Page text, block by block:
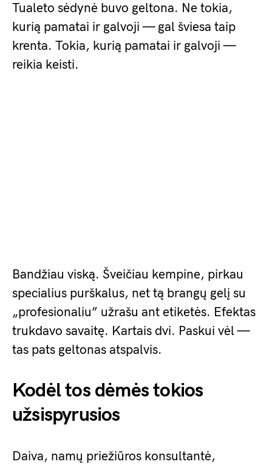
Tualeto sėdynė buvo geltona. Ne tokia,
kurią pamatai ir galvoji — gal šviesa taip
krenta. Tokia, kurią pamatai ir galvoji —
reikia keisti.
Bandžiau viską. Šveičiau kempine, pirkau
specialius purškalus, net tą brangų gelį su
„profesionaliu” užrašu ant etiketės. Efektas
trukdavo savaitę. Kartais dvi. Paskui vėl —
tas pats geltonas atspalvis.
Kodėl tos dėmės tokios
užsispyrusios
Daiva, namų priežiūros konsultantė,